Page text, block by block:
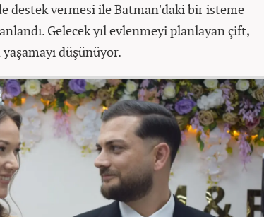
destek vermesi ile Batman'daki bir isteme
Gelecek yıl evlenmeyi planlayan çift,
düşünüyor.